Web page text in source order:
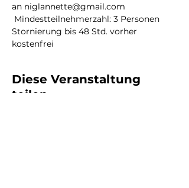
an niglannette@gmail.com
Mindestteilnehmerzahl: 3 Personen
Stornierung bis 48 Std. vorher
kostenfrei
Diese Veranstaltung
teilen